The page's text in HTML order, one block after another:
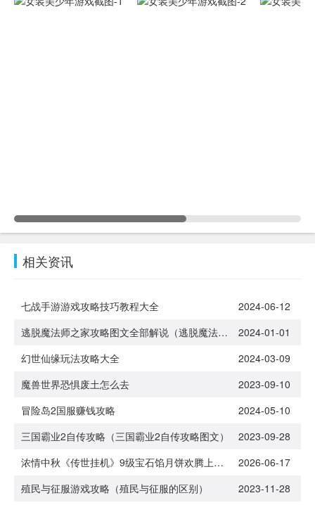
相关资讯
七战手游游戏攻略技巧教程大全
2024-06-12
逃脱魔法师之家攻略图文全部解说（逃脱魔法师之家攻略6关）
2024-01-01
幻世仙缘玩法攻略大全
2024-03-09
魔兽世界恐惧废土怎么去
2023-09-10
冒险岛2国服赚钱攻略
2024-05-10
三国霸业2自传攻略（三国霸业2自传攻略图文）
2023-09-28
浓情中秋《传世挂机》9级宝石馅月饼欢腾上线[多图]
2026-06-17
殖民与征服游戏攻略（殖民与征服的区别）
2023-11-28